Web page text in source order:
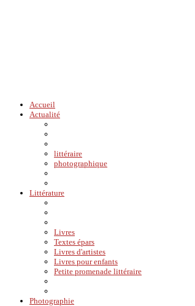
Accueil
Actualité
littéraire
photographique
Littérature
Livres
Textes épars
Livres d'artistes
Livres pour enfants
Petite promenade littéraire
Photographie